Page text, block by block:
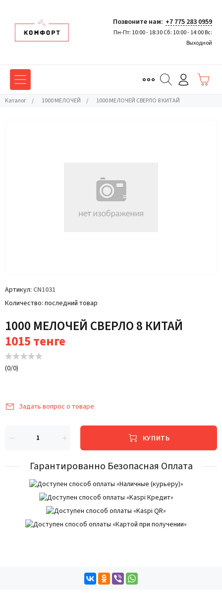
Позвоните нам: +7 775 283 0959
Пн-Пт: 10:00 - 18:30 Сб: 10:00 - 14:00 Вс:
Выходной
Каталог / 1000 МЕЛОЧЕЙ / 1000 МЕЛОЧЕЙ СВЕРЛО 8 КИТАЙ
Артикул CN1031
Количество последний товар
1000 МЕЛОЧЕЙ СВЕРЛО 8 КИТАЙ
1015тенге
(0/0)
Задать вопрос о товаре
КУПИТЬ
Гарантированно Безопасная Оплата